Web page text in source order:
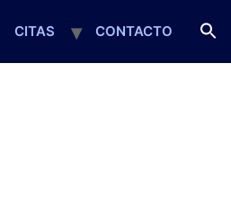
CITAS CONTACTO